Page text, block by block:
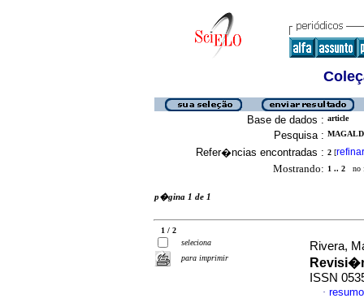
Base de dados : article
Pesquisa :
Refer�ncias encontradas : 2 [refinar
Mostrando: 1 .. 2 no
p�gina 1 de 1
1 / 2
seleciona
para imprimir
Rivera,
ISSN
·